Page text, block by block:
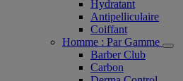
Hydratant
Antipelliculaire
Coiffant
Homme : Par Gamme
Barber Club
Carbon